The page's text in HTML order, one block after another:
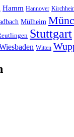
Hamm Hannover
Mülheim
Stuttgart
Witten